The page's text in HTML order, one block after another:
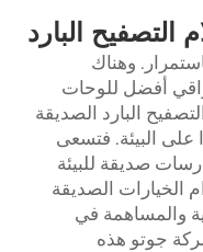
التصفيح البارد
وهناك
أفضل للوحات
البارد الصديقة
على البيئة. فتسعى
صديقة للبيئة
الخيارات الصديقة
والمساهمة في
جوتو هذه